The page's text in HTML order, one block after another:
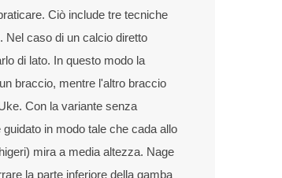
Ciò include tre tecniche
Nel caso di un calcio diretto
di lato. In questo modo la
braccio, mentre l'altro braccio
Con la variante senza
in modo tale che cada allo
mira a media altezza. Nage
la parte inferiore della gamba